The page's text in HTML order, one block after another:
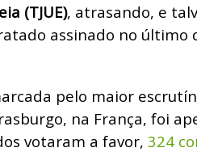
(TJUE), atrasando, e
assinado no último
pelo maior
na França, foi
votaram a favor, 324